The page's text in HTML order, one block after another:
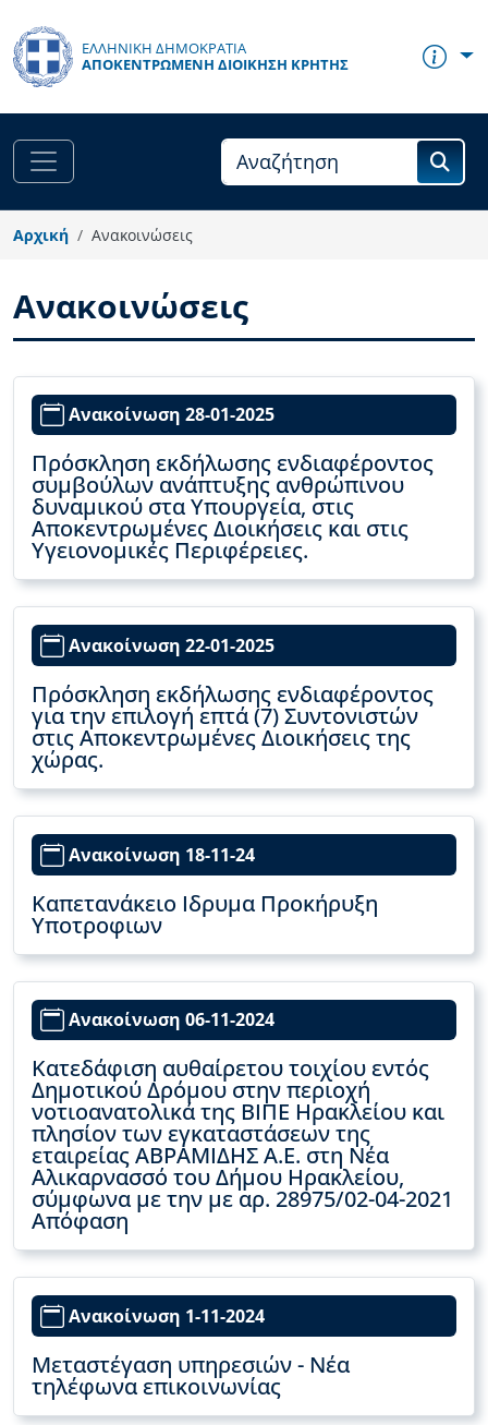
ΕΛΛΗΝΙΚΗ ΔΗΜΟΚΡΑΤΙΑ
ΑΠΟΚΕΝΤΡΩΜΈΝΗ ΔΙΟΊΚΗΣΗ ΚΡΉΤΗΣ
Αρχική Ανακοινώσεις
Ανακοινώσεις
Ανακοίνωση 28-01-2025
Πρόσκληση εκδήλωσης ενδιαφέροντος
συμβούλων ανάπτυξης ανθρώπινου
δυναμικού στα Υπουργεία, στις
Αποκεντρωμένες Διοικήσεις και στις
Υγειονομικές Περιφέρειες.
Ανακοίνωση 22-01-2025
Πρόσκληση εκδήλωσης ενδιαφέροντος
για την επιλογή επτά (7) Συντονιστών
στις Αποκεντρωμένες Διοικήσεις της
χώρας.
Ανακοίνωση 18-11-24
Καπετανάκειο Ιδρυμα Προκήρυξη
Υποτροφιων
Ανακοίνωση 06-11-2024
Κατεδάφιση αυθαίρετου τοιχίου εντός
Δημοτικού Δρόμου στην περιοχή
νοτιοανατολικά της ΒΙΠΕ Ηρακλείου και
πλησίον των εγκαταστάσεων της
εταιρείας ΑΒΡΑΜΙΔΗΣ Α.Ε. στη Νέα
Αλικαρνασσό του Δήμου Ηρακλείου,
σύμφωνα με την με αρ. 28975/02-04-2021
Απόφαση
Ανακοίνωση 1-11-2024
Μεταστέγαση υπηρεσιών - Νέα
τηλέφωνα επικοινωνίας